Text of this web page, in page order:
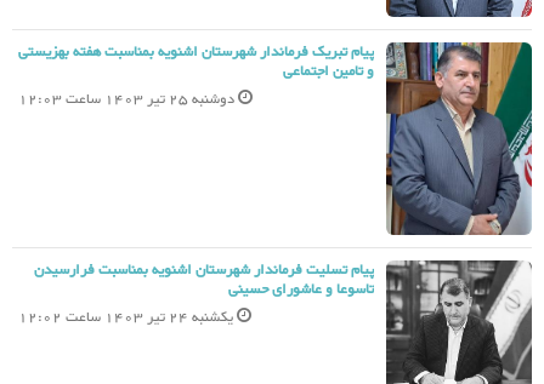
پیام تبریک فرماندار شهرستان اشنویه بمناسبت هفته بهزیستی
و تامین اجتماعی
دوشنبه 25 تیر 1403 ساعت 12:03
پیام تسلیت فرماندار شهرستان اشنویه بمناسبت فرارسیدن
تاسوعا و عاشورای حسینی
یکشنبه 24 تیر 1403 ساعت 12:02